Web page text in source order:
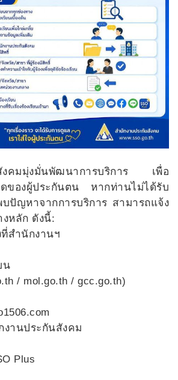
งคมมุ่งมั่นพัฒนาการบริการ เพื่อ
ดของผู้ประกันตน หากท่านไม่ได้รับ
ปัญหาจากการบริการ สามารถแจ้ง
งหลัก ดังนี้:
สำนักงานฯ
น
/ mol.go.th / gcc.go.th)
งานประกันสังคม
Plus